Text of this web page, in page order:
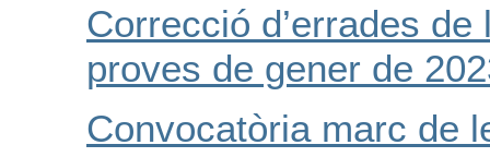
Correcció d’errades
proves de gener de
Convocatòria marc de